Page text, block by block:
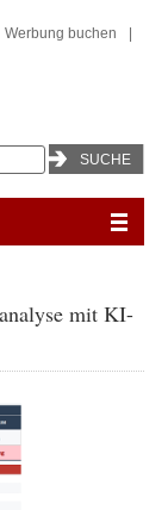
Werbung buchen
mit KI-